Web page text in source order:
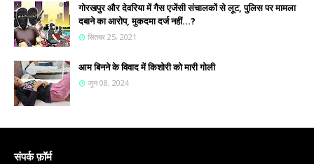
गोरखपुर और देवरिया में गैस एजेंसी संचालकों से लूट, पुलिस पर मामला
दबाने का आरोप, मुकदमा दर्ज नहीं...?
सितंबर 25, 2021
आम बिनने के विवाद में किशोरी को मारी गोली
जून 08, 2024
संपर्क फ़ॉर्म